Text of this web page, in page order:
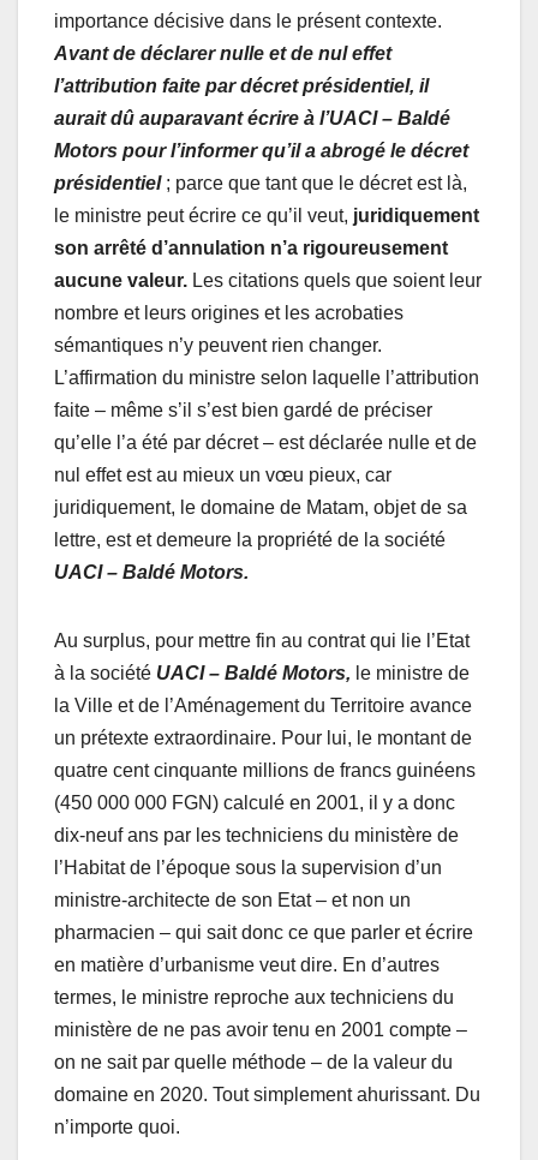
importance décisive dans le présent contexte.
Avant de déclarer nulle et de nul effet
l’attribution faite par décret présidentiel, il
aurait dû auparavant écrire à l’UACI – Baldé
Motors pour l’informer qu’il a abrogé le décret
présidentiel ; parce que tant que le décret est là,
le ministre peut écrire ce qu’il veut, juridiquement
son arrêté d’annulation n’a rigoureusement
aucune valeur. Les citations quels que soient leur
nombre et leurs origines et les acrobaties
sémantiques n’y peuvent rien changer.
L’affirmation du ministre selon laquelle l’attribution
faite – même s’il s’est bien gardé de préciser
qu’elle l’a été par décret – est déclarée nulle et de
nul effet est au mieux un vœu pieux, car
juridiquement, le domaine de Matam, objet de sa
lettre, est et demeure la propriété de la société
UACI – Baldé Motors.
Au surplus, pour mettre fin au contrat qui lie l’Etat
à la société UACI – Baldé Motors, le ministre de
la Ville et de l’Aménagement du Territoire avance
un prétexte extraordinaire. Pour lui, le montant de
quatre cent cinquante millions de francs guinéens
(450 000 000 FGN) calculé en 2001, il y a donc
dix-neuf ans par les techniciens du ministère de
l’Habitat de l’époque sous la supervision d’un
ministre-architecte de son Etat – et non un
pharmacien – qui sait donc ce que parler et écrire
en matière d’urbanisme veut dire. En d’autres
termes, le ministre reproche aux techniciens du
ministère de ne pas avoir tenu en 2001 compte –
on ne sait par quelle méthode – de la valeur du
domaine en 2020. Tout simplement ahurissant. Du
n’importe quoi.